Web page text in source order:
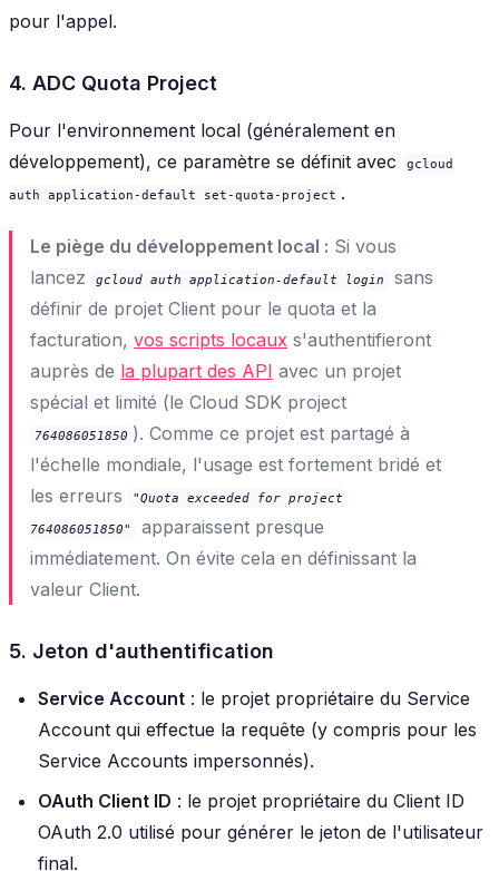
pour l'appel.
4. ADC Quota Project
Pour l'environnement local (généralement en
développement), ce paramètre se définit avec
gcloud
auth application-default set-quota-project .
Le piège du développement local : Si vous
lancez
gcloud auth application-default login
sans
définir de projet Client pour le quota et la
facturation, vos scripts locaux s'authentifieront
auprès de la plupart des API avec un projet
spécial et limité (le Cloud SDK project
764086051850 ). Comme ce projet est partagé à
l'échelle mondiale, l'usage est fortement bridé et
les erreurs
"Quota exceeded for project
764086051850"
apparaissent presque
immédiatement. On évite cela en définissant la
valeur Client.
5. Jeton d'authentification
Service Account : le projet propriétaire du Service
Account qui effectue la requête (y compris pour les
Service Accounts impersonnés).
OAuth Client ID : le projet propriétaire du Client ID
OAuth 2.0 utilisé pour générer le jeton de l'utilisateur
final.